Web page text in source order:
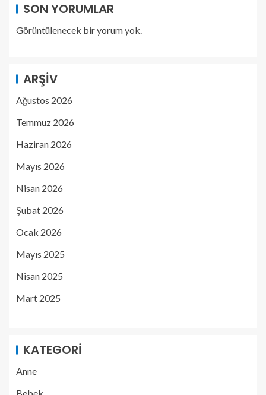
SON YORUMLAR
Görüntülenecek bir yorum yok.
ARŞIV
Ağustos 2026
Temmuz 2026
Haziran 2026
Mayıs 2026
Nisan 2026
Şubat 2026
Ocak 2026
Mayıs 2025
Nisan 2025
Mart 2025
KATEGORI
Anne